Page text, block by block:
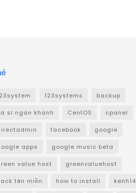
123systems backup
si ngan khanh CentOS cpanel
facebook google
apps google music beta
value host greenvaluehost
tên miền how to install kenh14